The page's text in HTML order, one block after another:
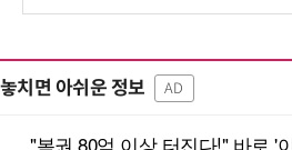
놓치면 아쉬운 정보 AD